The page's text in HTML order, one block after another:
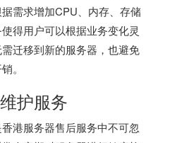
需求增加CPU、内存、存储
得用户可以根据业务变化灵
迁移到新的服务器，也避免
。
护服务
香港服务器售后服务中不可忽